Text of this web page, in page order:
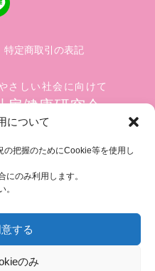
について
把握のためにCookie等を使用し
のみ利用します。
。
する
のみ
特定商取引の表記
さしい社会に向けて
房健康研究会
ル 1002
info@breastcare.jp
HEALTH, ALL RIGHT RESERVED